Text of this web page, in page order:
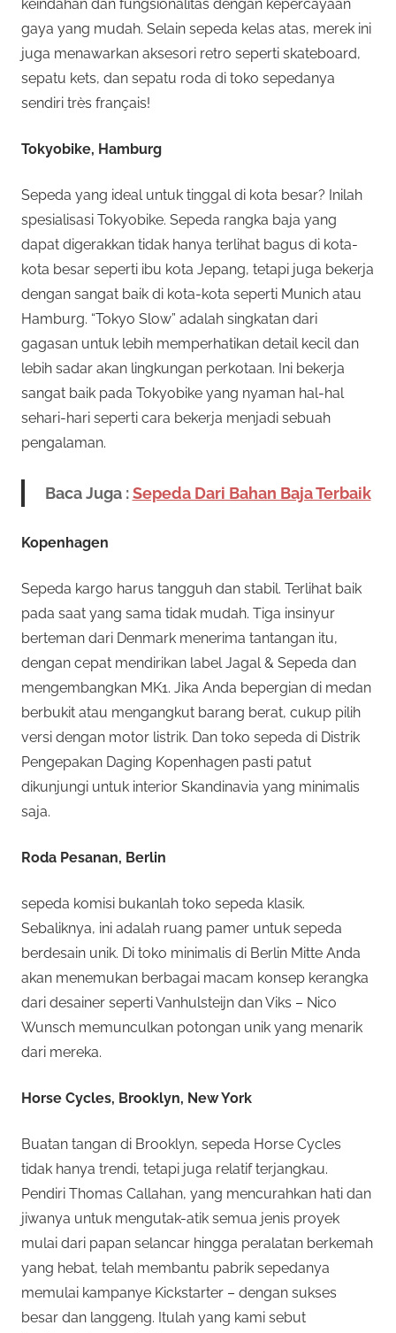
keindahan dan fungsionalitas dengan kepercayaan
gaya yang mudah. Selain sepeda kelas atas, merek ini
juga menawarkan aksesori retro seperti skateboard,
sepatu kets, dan sepatu roda di toko sepedanya
sendiri très français!
Tokyobike, Hamburg
Sepeda yang ideal untuk tinggal di kota besar? Inilah
spesialisasi Tokyobike. Sepeda rangka baja yang
dapat digerakkan tidak hanya terlihat bagus di kota-
kota besar seperti ibu kota Jepang, tetapi juga bekerja
dengan sangat baik di kota-kota seperti Munich atau
Hamburg. “Tokyo Slow” adalah singkatan dari
gagasan untuk lebih memperhatikan detail kecil dan
lebih sadar akan lingkungan perkotaan. Ini bekerja
sangat baik pada Tokyobike yang nyaman hal-hal
sehari-hari seperti cara bekerja menjadi sebuah
pengalaman.
Baca Juga :Sepeda Dari Bahan Baja Terbaik
Kopenhagen
Sepeda kargo harus tangguh dan stabil. Terlihat baik
pada saat yang sama tidak mudah. Tiga insinyur
berteman dari Denmark menerima tantangan itu,
dengan cepat mendirikan label Jagal & Sepeda dan
mengembangkan MK1. Jika Anda bepergian di medan
berbukit atau mengangkut barang berat, cukup pilih
versi dengan motor listrik. Dan toko sepeda di Distrik
Pengepakan Daging Kopenhagen pasti patut
dikunjungi untuk interior Skandinavia yang minimalis
saja.
Roda Pesanan, Berlin
sepeda komisi bukanlah toko sepeda klasik.
Sebaliknya, ini adalah ruang pamer untuk sepeda
berdesain unik. Di toko minimalis di Berlin Mitte Anda
akan menemukan berbagai macam konsep kerangka
dari desainer seperti Vanhulsteijn dan Viks – Nico
Wunsch memunculkan potongan unik yang menarik
dari mereka.
Horse Cycles, Brooklyn, New York
Buatan tangan di Brooklyn, sepeda Horse Cycles
tidak hanya trendi, tetapi juga relatif terjangkau.
Pendiri Thomas Callahan, yang mencurahkan hati dan
jiwanya untuk mengutak-atik semua jenis proyek
mulai dari papan selancar hingga peralatan berkemah
yang hebat, telah membantu pabrik sepedanya
memulai kampanye Kickstarter – dengan sukses
besar dan langgeng. Itulah yang kami sebut